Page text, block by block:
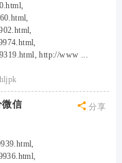
http://www ...
分享
微信